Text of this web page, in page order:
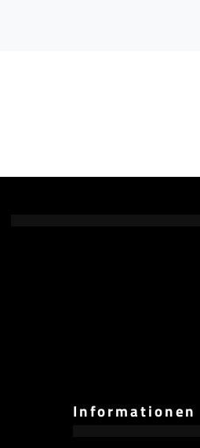
Informationen